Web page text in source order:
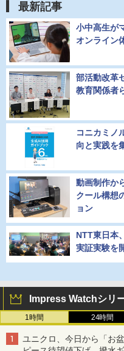
最新記事
小中高生が
オンライン
部活動改革
教育関係者
コニカミノ
向と実践を
動画制作か
クール構想
ョン
NTT東日本
実証実験を
Impress Watchシリ
1時間 24時間
ユニクロ、今日から「お